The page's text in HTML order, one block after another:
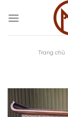
Trang chủ